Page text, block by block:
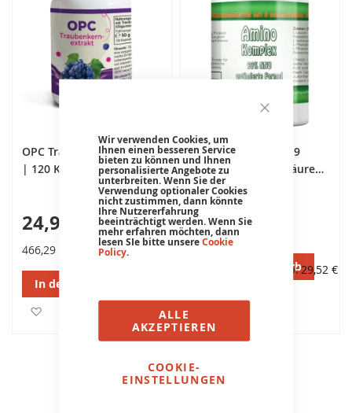
Wir verwenden Cookies, um
Ihnen einen besseren Service
bieten zu können und Ihnen
personalisierte Angebote zu
unterbreiten. Wenn Sie der
Verwendung optionaler Cookies
nicht zustimmen, dann könnte
Ihre Nutzererfahrung
beeinträchtigt werden. Wenn Sie
mehr erfahren möchten, dann
lesen SIe bitte unsereCookie
Policy.
ALLE
AKZEPTIEREN
COOKIE-
EINSTELLUNGEN
OPC Traubenkernextrakt
| 120 Kapseln |
Traubenkernextrakt ohne
Zusatzstoffe | 140 mg
Proanthocyanidine je
Kapsel | vegan
24,90 €
466,29 €
In den Warenkorb
Zur Wunschliste hinzufügen
AMINO KOMPLEX - 9
essentielle Aminosäuren,
180 veg. Kapseln zu je
750mg
36,90 €
Schon ab 29,52 €
In den Warenkorb